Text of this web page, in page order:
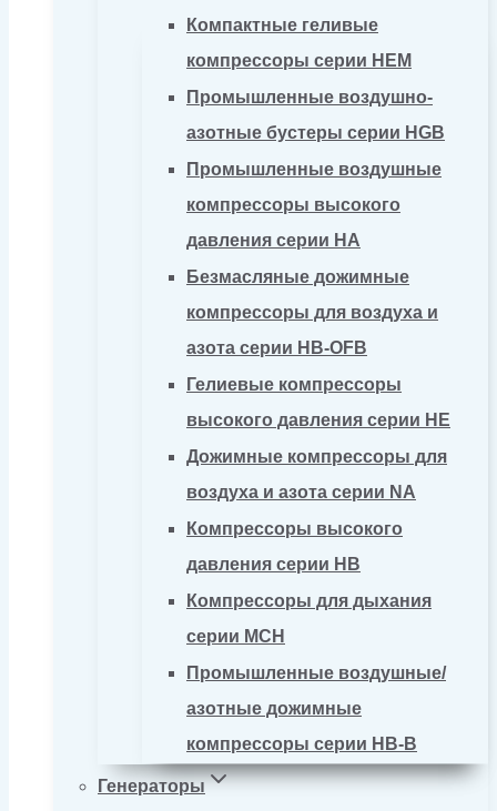
Компактные геливые
компрессоры серии HEM
Промышленные воздушно-
азотные бустеры серии HGB
Промышленные воздушные
компрессоры высокого
давления серии HA
Безмасляные дожимные
компрессоры для воздуха и
азота серии HB-OFB
Гелиевые компрессоры
высокого давления серии HE
Дожимные компрессоры для
воздуха и азота серии NA
Компрессоры высокого
давления серии HB
Компрессоры для дыхания
серии MCH
Промышленные воздушные/
азотные дожимные
компрессоры серии HB-B
Генераторы